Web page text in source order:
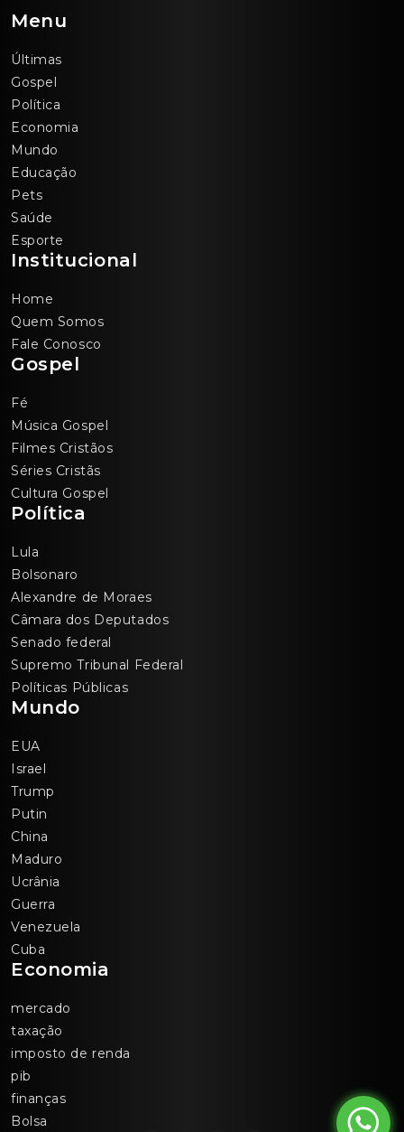
Menu
Últimas
Gospel
Política
Economia
Mundo
Educação
Pets
Saúde
Esporte
Institucional
Home
Quem Somos
Fale Conosco
Gospel
Fé
Música Gospel
Filmes Cristãos
Séries Cristãs
Cultura Gospel
Política
Lula
Bolsonaro
Alexandre de Moraes
Câmara dos Deputados
Senado federal
Supremo Tribunal Federal
Políticas Públicas
Mundo
EUA
Israel
Trump
Putin
China
Maduro
Ucrânia
Guerra
Venezuela
Cuba
Economia
mercado
taxação
imposto de renda
pib
finanças
Bolsa